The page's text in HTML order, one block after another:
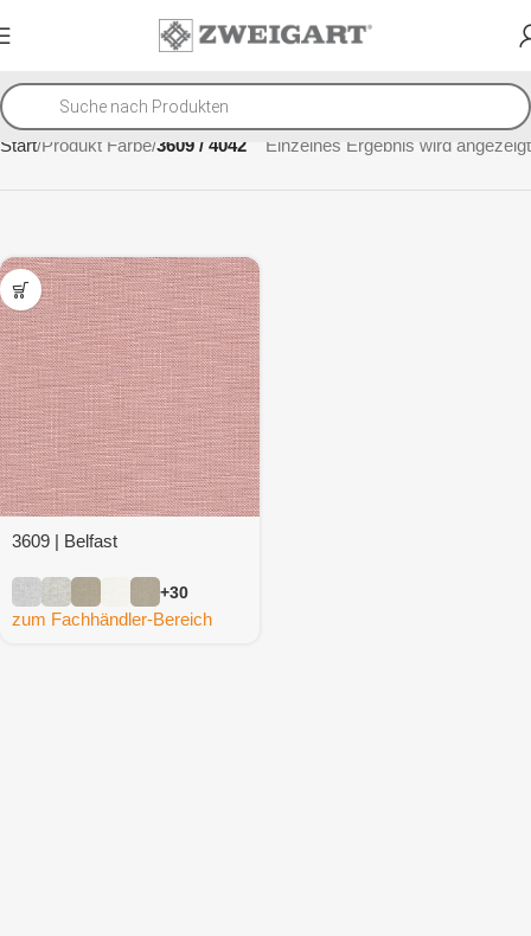
Start Produkt Farbe 3609 / 4042 Einzelnes Ergebnis wird angezeigt
3609 | Belfast
+30
zum Fachhändler-Bereich